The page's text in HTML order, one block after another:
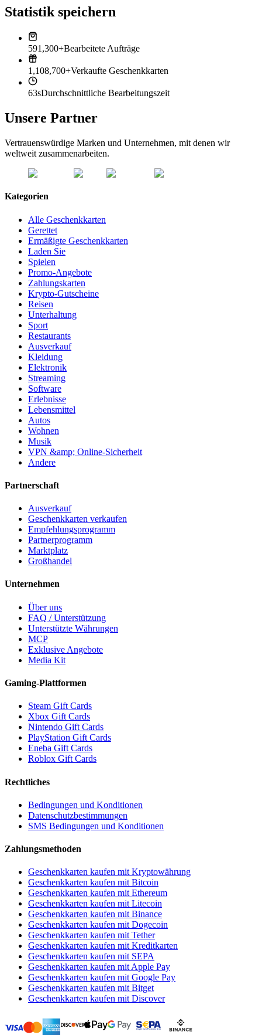
Statistik speichern
591,300+Bearbeitete Aufträge
1,108,700+Verkaufte Geschenkkarten
63sDurchschnittliche Bearbeitungszeit
Unsere Partner
Vertrauenswürdige Marken und Unternehmen, mit denen wir
weltweit zusammenarbeiten.
Kategorien
Alle Geschenkkarten
Gerettet
Ermäßigte Geschenkkarten
Laden Sie
Spielen
Promo-Angebote
Zahlungskarten
Krypto-Gutscheine
Reisen
Unterhaltung
Sport
Restaurants
Ausverkauf
Kleidung
Elektronik
Streaming
Software
Erlebnisse
Lebensmittel
Autos
Wohnen
Musik
VPN &amp; Online-Sicherheit
Andere
Partnerschaft
Ausverkauf
Geschenkkarten verkaufen
Empfehlungsprogramm
Partnerprogramm
Marktplatz
Großhandel
Unternehmen
Über uns
FAQ / Unterstützung
Unterstützte Währungen
MCP
Exklusive Angebote
Media Kit
Gaming-Plattformen
Steam Gift Cards
Xbox Gift Cards
Nintendo Gift Cards
PlayStation Gift Cards
Eneba Gift Cards
Roblox Gift Cards
Rechtliches
Bedingungen und Konditionen
Datenschutzbestimmungen
SMS Bedingungen und Konditionen
Zahlungsmethoden
Geschenkkarten kaufen mit Kryptowährung
Geschenkkarten kaufen mit Bitcoin
Geschenkkarten kaufen mit Ethereum
Geschenkkarten kaufen mit Litecoin
Geschenkkarten kaufen mit Binance
Geschenkkarten kaufen mit Dogecoin
Geschenkkarten kaufen mit Tether
Geschenkkarten kaufen mit Kreditkarten
Geschenkkarten kaufen mit SEPA
Geschenkkarten kaufen mit Apple Pay
Geschenkkarten kaufen mit Google Pay
Geschenkkarten kaufen mit Bitget
Geschenkkarten kaufen mit Discover